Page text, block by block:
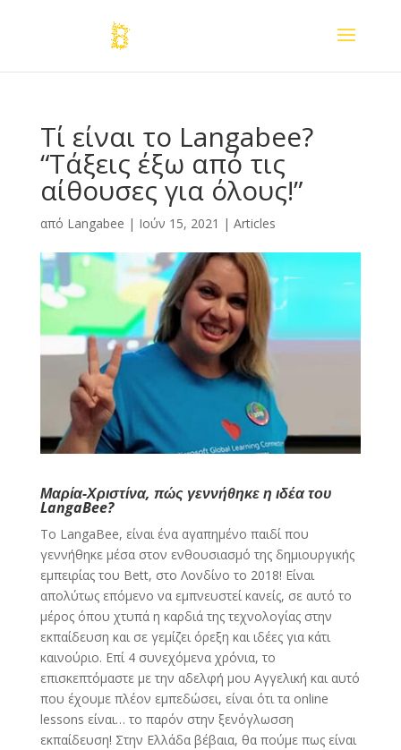
Τί είναι το Langabee?
“Τάξεις έξω από τις
αίθουσες για όλους!”
από Langabee | Ιούν 15, 2021 | Articles
Μαρία-Χριστίνα, πώς γεννήθηκε η ιδέα του
LangaBee?
To LangaBee, είναι ένα αγαπημένο παιδί που
γεννήθηκε μέσα στον ενθουσιασμό της δημιουργικής
εμπειρίας του Bett, στο Λονδίνο το 2018! Είναι
απολύτως επόμενο να εμπνευστεί κανείς, σε αυτό το
μέρος όπου χτυπά η καρδιά της τεχνολογίας στην
εκπαίδευση και σε γεμίζει όρεξη και ιδέες για κάτι
καινούριο. Επί 4 συνεχόμενα χρόνια, το
επισκεπτόμαστε με την αδελφή μου Αγγελική και αυτό
που έχουμε πλέον εμπεδώσει, είναι ότι τα online
lessons είναι… το παρόν στην ξενόγλωσση
εκπαίδευση! Στην Ελλάδα βέβαια, θα πούμε πως είναι